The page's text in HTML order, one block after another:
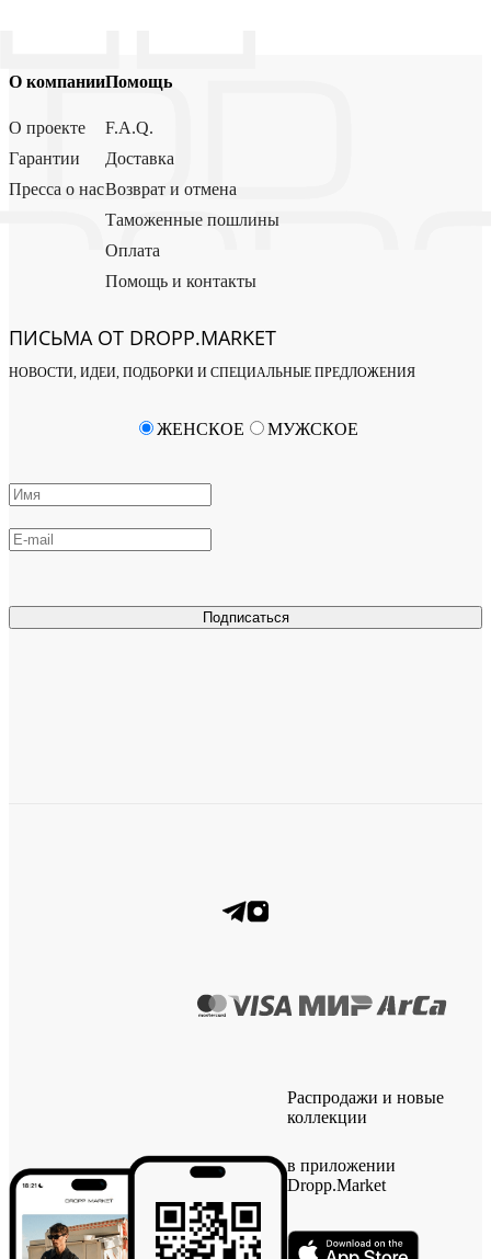
О компании
О проекте
Гарантии
Пресса о нас
Помощь
F.A.Q.
Доставка
Возврат и отмена
Таможенные пошлины
Оплата
Помощь и контакты
ПИСЬМА ОТ DROPP.MARKET
НОВОСТИ, ИДЕИ, ПОДБОРКИ И СПЕЦИАЛЬНЫЕ ПРЕДЛОЖЕНИЯ
Подписаться
ЖЕНСКОЕ МУЖСКОЕ
Распродажи и новые
коллекции
в приложении
Dropp.Market